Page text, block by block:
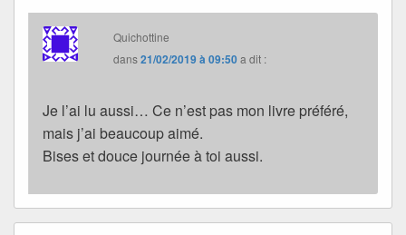
Quichottine
dans21/02/2019 à 09:50a dit :
Je l’ai lu aussi… Ce n’est pas mon livre préféré,
mais j’ai beaucoup aimé.
Bises et douce journée à toi aussi.